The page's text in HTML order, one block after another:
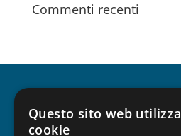
Commenti recenti
CHI SIAMO
Questo sito web utilizza
cookie